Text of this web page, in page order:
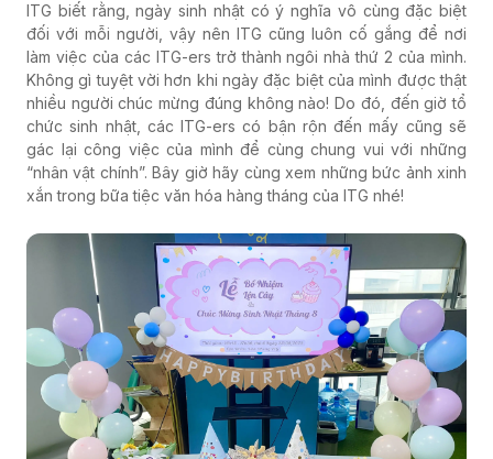
ITG biết rằng, ngày sinh nhật có ý nghĩa vô cùng đặc biệt
đối với mỗi người, vậy nên ITG cũng luôn cố gắng để nơi
làm việc của các ITG-ers trở thành ngôi nhà thứ 2 của mình.
Không gì tuyệt vời hơn khi ngày đặc biệt của mình được thật
nhiều người chúc mừng đúng không nào! Do đó, đến giờ tổ
chức sinh nhật, các ITG-ers có bận rộn đến mấy cũng sẽ
gác lại công việc của mình để cùng chung vui với những
“nhân vật chính”. Bây giờ hãy cùng xem những bức ảnh xinh
xắn trong bữa tiệc văn hóa hàng tháng của ITG nhé!